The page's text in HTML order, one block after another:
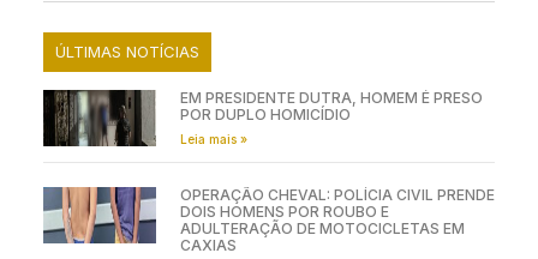
ÚLTIMAS NOTÍCIAS
EM PRESIDENTE DUTRA, HOMEM É PRESO
POR DUPLO HOMICÍDIO
Leia mais »
OPERAÇÃO CHEVAL: POLÍCIA CIVIL PRENDE
DOIS HOMENS POR ROUBO E
ADULTERAÇÃO DE MOTOCICLETAS EM
CAXIAS